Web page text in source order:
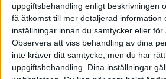
uppgiftsbehandling enligt beskrivningen
få åtkomst till mer detaljerad information
inställningar innan du samtycker eller för
Observera att viss behandling av dina
inte kräver ditt samtycke, men du har
uppgiftsbehandling. Dina inställningar
Tack. Det ska jag göra.
Liknande ämnen du kan gilla
Ämne